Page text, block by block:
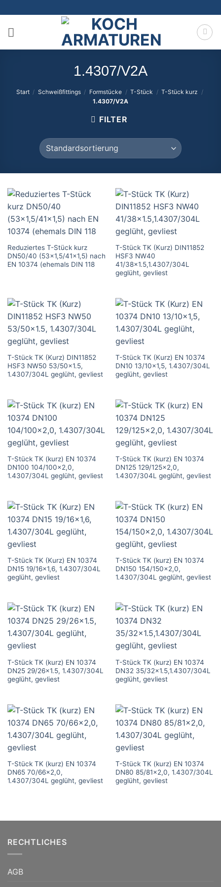
Inhalt
springen
1.4307/V2A
Start / Schweißfittings / Formstücke / T-Stück / T-Stück kurz /
1.4307/V2A
FILTER
Reduziertes T-Stück kurz
DN50/40 (53×1,5/41×1,5) nach
EN 10374 (ehemals DIN 118
T-Stück TK (Kurz) DIN11852
HSF3 NW40
41/38×1.5,1.4307/304L
geglüht, gevliest
T-Stück TK (Kurz) DIN11852
HSF3 NW50 53/50×1.5,
1.4307/304L geglüht, gevliest
T-Stück TK (Kurz) EN 10374
DN10 13/10×1,5, 1.4307/304L
geglüht, gevliest
T-Stück TK (kurz) EN 10374
DN100 104/100×2,0,
1.4307/304L geglüht, gevliest
T-Stück TK (kurz) EN 10374
DN125 129/125×2,0,
1.4307/304L geglüht, gevliest
T-Stück TK (Kurz) EN 10374
DN15 19/16×1,6, 1.4307/304L
geglüht, gevliest
T-Stück TK (kurz) EN 10374
DN150 154/150×2,0,
1.4307/304L geglüht, gevliest
T-Stück TK (kurz) EN 10374
DN25 29/26×1.5, 1.4307/304L
geglüht, gevliest
T-Stück TK (kurz) EN 10374
DN32 35/32×1.5,1.4307/304L
geglüht, gevliest
T-Stück TK (kurz) EN 10374
DN65 70/66×2,0,
1.4307/304L geglüht, gevliest
T-Stück TK (kurz) EN 10374
DN80 85/81×2,0, 1.4307/304L
geglüht, gevliest
RECHTLICHES
AGB